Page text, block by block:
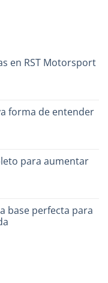
en RST Motorsport
forma de entender
para aumentar
base perfecta para